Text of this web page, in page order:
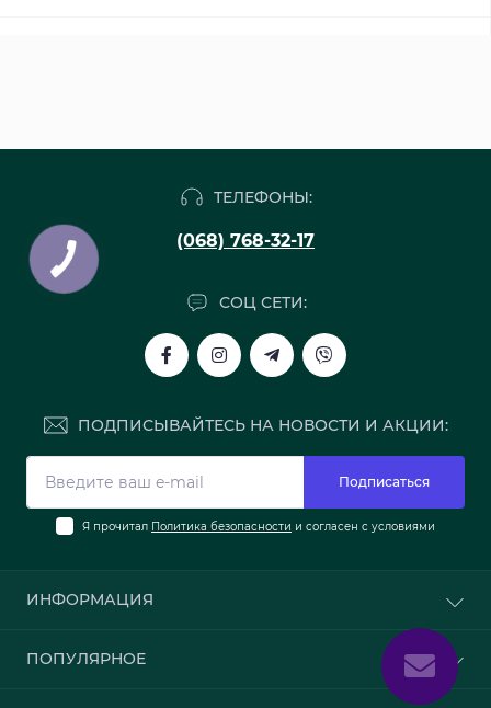
ТЕЛЕФОНЫ:
(068) 768-32-17
СОЦ СЕТИ:
ПОДПИСЫВАЙТЕСЬ НА НОВОСТИ И АКЦИИ:
Подписаться
Я прочитал Политика безопасности и согласен с условиями
ИНФОРМАЦИЯ
Доставка и оплата
ПОПУЛЯРНОЕ